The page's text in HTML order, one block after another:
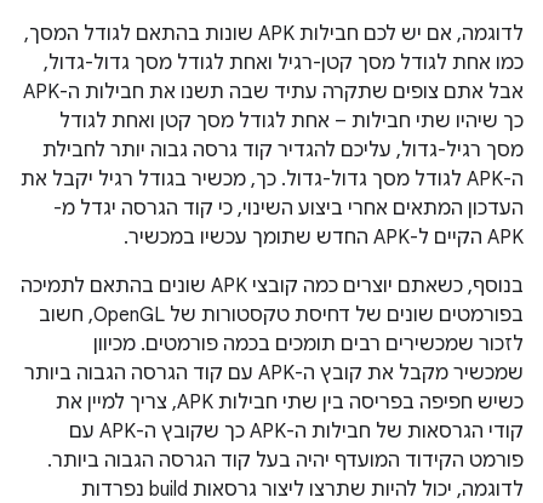
לדוגמה, אם יש לכם חבילות APK שונות בהתאם לגודל המסך,
כמו אחת לגודל מסך קטן-רגיל ואחת לגודל מסך גדול-גדול,
אבל אתם צופים שתקרה עתיד שבה תשנו את חבילות ה-APK
כך שיהיו שתי חבילות – אחת לגודל מסך קטן ואחת לגודל
מסך רגיל-גדול, עליכם להגדיר קוד גרסה גבוה יותר לחבילת
ה-APK לגודל מסך גדול-גדול. כך, מכשיר בגודל רגיל יקבל את
העדכון המתאים אחרי ביצוע השינוי, כי קוד הגרסה יגדל מ-
APK הקיים ל-APK החדש שתומך עכשיו במכשיר.
בנוסף, כשאתם יוצרים כמה קובצי APK שונים בהתאם לתמיכה
בפורמטים שונים של דחיסת טקסטורות של OpenGL, חשוב
לזכור שמכשירים רבים תומכים בכמה פורמטים. מכיוון
שמכשיר מקבל את קובץ ה-APK עם קוד הגרסה הגבוה ביותר
כשיש חפיפה בפריסה בין שתי חבילות APK, צריך למיין את
קודי הגרסאות של חבילות ה-APK כך שקובץ ה-APK עם
פורמט הקידוד המועדף יהיה בעל קוד הגרסה הגבוה ביותר.
לדוגמה, יכול להיות שתרצו ליצור גרסאות build נפרדות